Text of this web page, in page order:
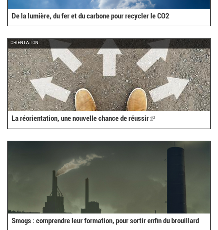
De la lumière, du fer et du carbone pour recycler le CO2
ORIENTATION
La réorientation, une nouvelle chance de réussir(link
Smogs : comprendre leur formation, pour sortir enfin du brouillard